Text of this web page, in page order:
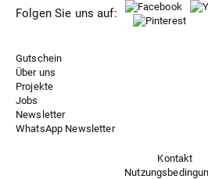
Folgen Sie uns auf:
Gutschein
Über uns
Projekte
Jobs
Newsletter
WhatsApp Newsletter
Kontakt